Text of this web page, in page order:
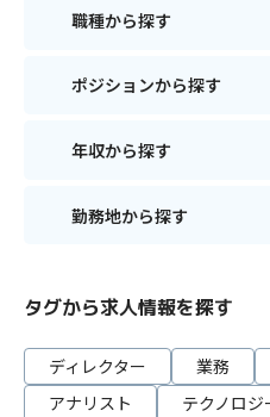
職種から探す
ポジションから探す
年収から探す
勤務地から探す
タグから求人情報を探す
ディレクター 業務
アナリスト
テクノロ